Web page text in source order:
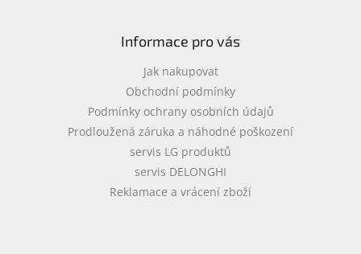
Informace pro vás
Jak nakupovat
Obchodní podmínky
Podmínky ochrany osobních údajů
Prodloužená záruka a náhodné poškození
servis LG produktů
servis DELONGHI
Reklamace a vrácení zboží